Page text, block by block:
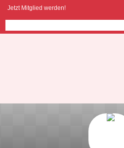
Jetzt Mitglied werden!